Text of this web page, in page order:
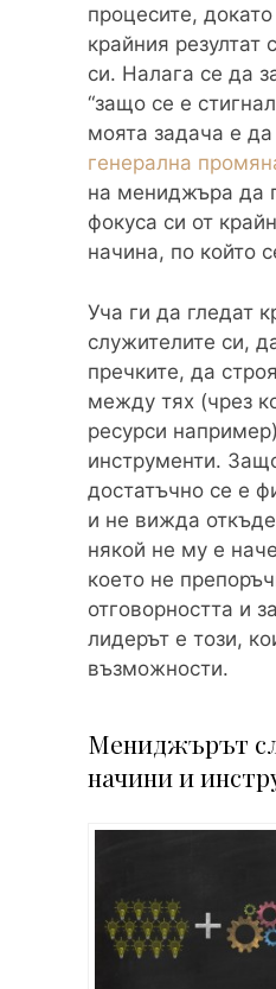
процесите,
крайния резултат
си. Налага се да
“защо се е
моята задача е
генерална
на мениджъра да
фокуса си от
начина, по който
Уча ги да гледат
служителите си,
пречките, да
между тях (чрез
ресурси
инструменти.
достатъчно се е
и не вижда
някой не му е
което не
отговорността и
лидерът е този,
възможности.
Мениджърът
начини и